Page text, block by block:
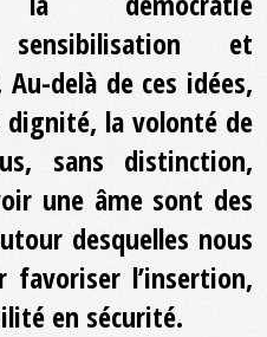
et
delà de ces idées,
dignité, la volonté de
sans distinction,
une âme sont des
desquelles nous
favoriser l’insertion,
en sécurité.